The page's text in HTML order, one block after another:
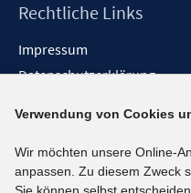
Rechtliche Links
Impressum
Datenschutzerklärung
Barrieren melden
Social-Media-Kanäle
Verwendung von Cookies
Wir möchten unsere Online-
anpassen. Zu diesem Zweck